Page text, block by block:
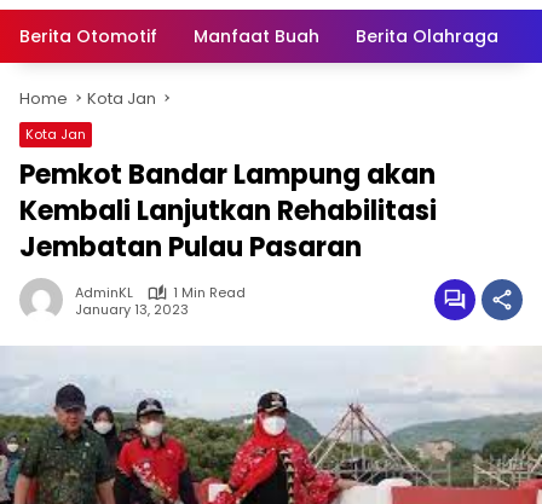
Berita Otomotif Manfaat Buah Berita Olahraga
Home Kota Jan
Kota Jan
Pemkot Bandar Lampung akan
Kembali Lanjutkan Rehabilitasi
Jembatan Pulau Pasaran
AdminKL
1 Min Read
January 13, 2023